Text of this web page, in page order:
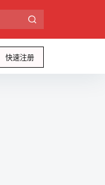
快速注册